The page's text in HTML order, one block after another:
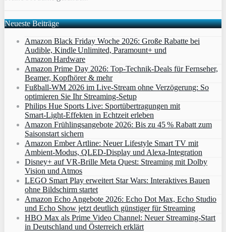
Neueste Beiträge
Amazon Black Friday Woche 2026: Große Rabatte bei
Audible, Kindle Unlimited, Paramount+ und
Amazon Hardware
Amazon Prime Day 2026: Top-Technik-Deals für Fernseher,
Beamer, Kopfhörer & mehr
Fußball-WM 2026 im Live-Stream ohne Verzögerung: So
optimieren Sie Ihr Streaming-Setup
Philips Hue Sports Live: Sportübertragungen mit
Smart‑Light‑Effekten in Echtzeit erleben
Amazon Frühlingsangebote 2026: Bis zu 45 % Rabatt zum
Saisonstart sichern
Amazon Ember Artline: Neuer Lifestyle Smart TV mit
Ambient‑Modus, QLED‑Display und Alexa‑Integration
Disney+ auf VR-Brille Meta Quest: Streaming mit Dolby
Vision und Atmos
LEGO Smart Play erweitert Star Wars: Interaktives Bauen
ohne Bildschirm startet
Amazon Echo Angebote 2026: Echo Dot Max, Echo Studio
und Echo Show jetzt deutlich günstiger für Streaming
HBO Max als Prime Video Channel: Neuer Streaming‑Start
in Deutschland und Österreich erklärt